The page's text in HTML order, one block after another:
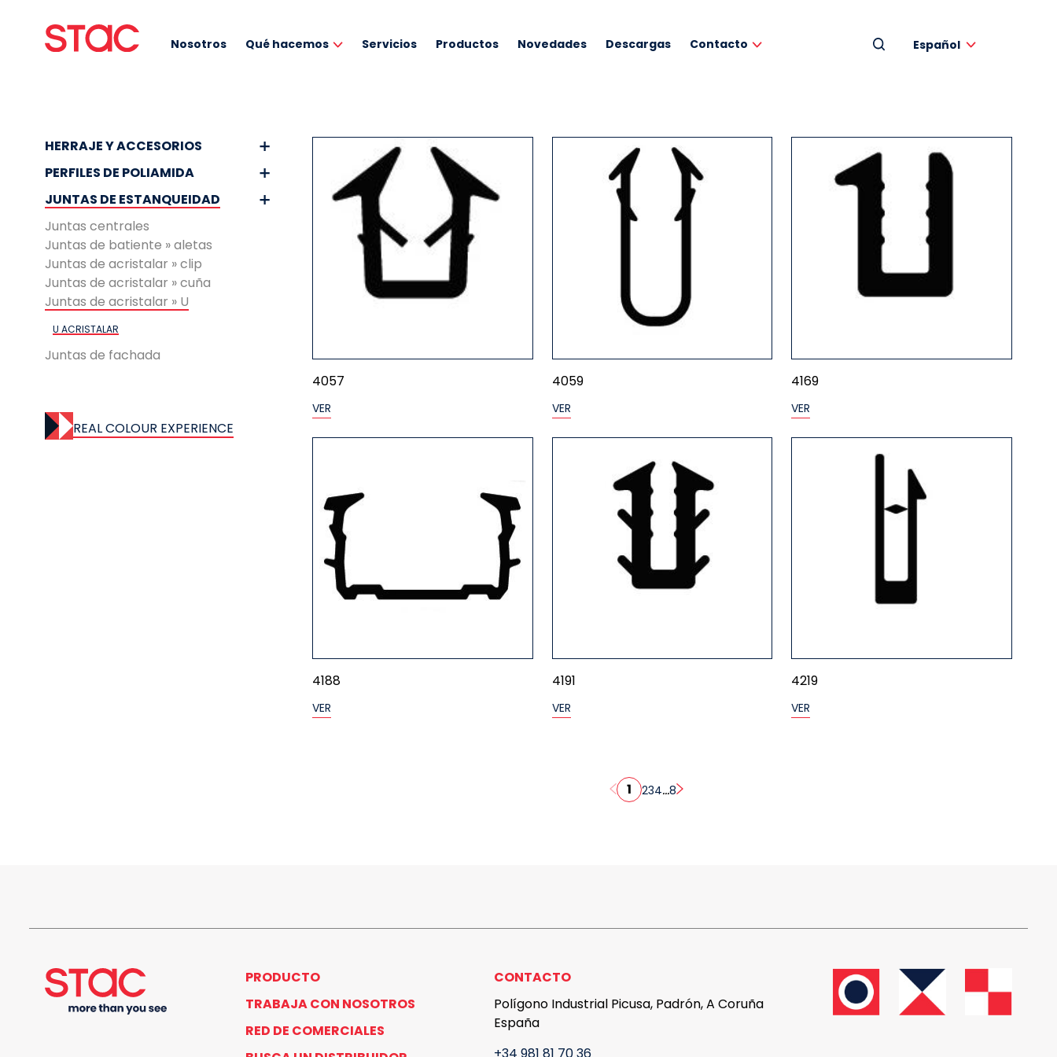
Nosotros Qué hacemos Servicios Productos Novedades Descargas Contacto Español
HERRAJE Y ACCESORIOS
PERFILES DE POLIAMIDA
JUNTAS DE ESTANQUEIDAD
Juntas centrales
Juntas de batiente » aletas
Juntas de acristalar » clip
Juntas de acristalar » cuña
Juntas de acristalar » U
U ACRISTALAR
Juntas de fachada
REAL COLOUR EXPERIENCE
4057
VER
4059
VER
4169
VER
4188
VER
4191
VER
4219
VER
1 234...8
PRODUCTO
TRABAJA CON NOSOTROS
RED DE COMERCIALES
CONTACTO
Polígono Industrial Picusa, Padrón, A Coruña
España